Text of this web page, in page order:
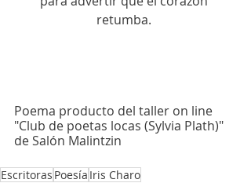
retumba.
Poema producto del taller on line
"Club de poetas locas (Sylvia Plath)"
de Salón Malintzin
Escritoras Poesía Iris Charo